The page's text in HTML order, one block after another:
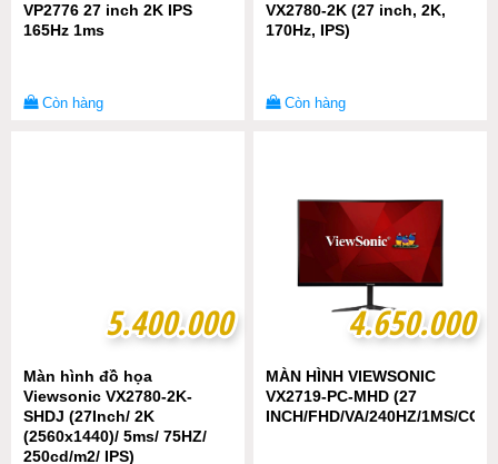
VP2776 27 inch 2K IPS
165Hz 1ms
Còn hàng
VX2780-2K (27 inch, 2K,
170Hz, IPS)
Còn hàng
5.400.000
5.400.000
Màn hình đồ họa
Viewsonic VX2780-2K-
SHDJ (27Inch/ 2K
(2560x1440)/ 5ms/ 75HZ/
250cd/m2/ IPS)
4.650.000
4.650.000
MÀN HÌNH VIEWSONIC
VX2719-PC-MHD (27
INCH/FHD/VA/240HZ/1MS/